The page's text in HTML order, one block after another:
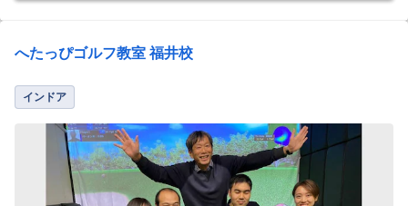
へたっぴゴルフ教室 福井校
インドア